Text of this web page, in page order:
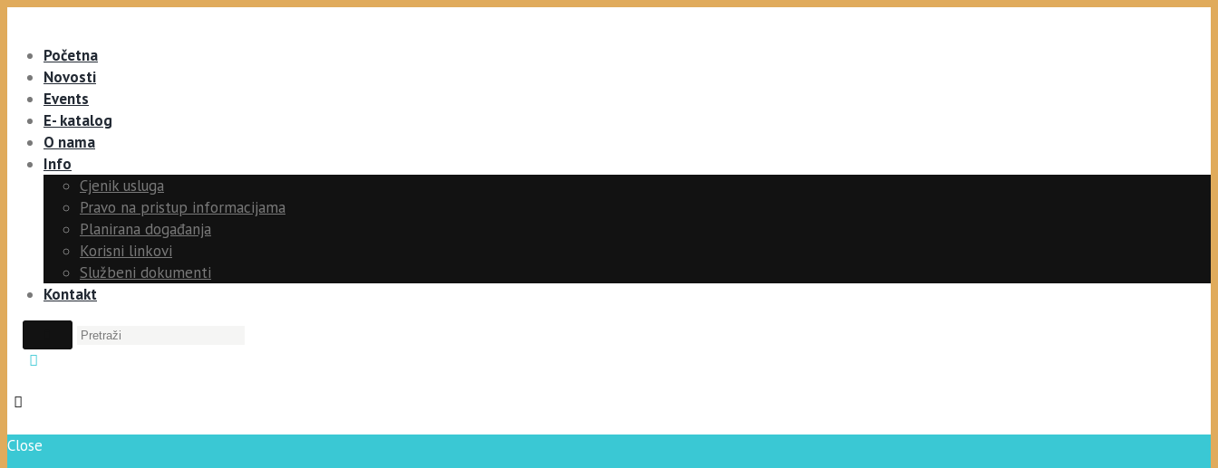
Početna
Novosti
Events
E- katalog
O nama
Info
Cjenik usluga
Pravo na pristup informacijama
Planirana događanja
Korisni linkovi
Službeni dokumenti
Kontakt
Close